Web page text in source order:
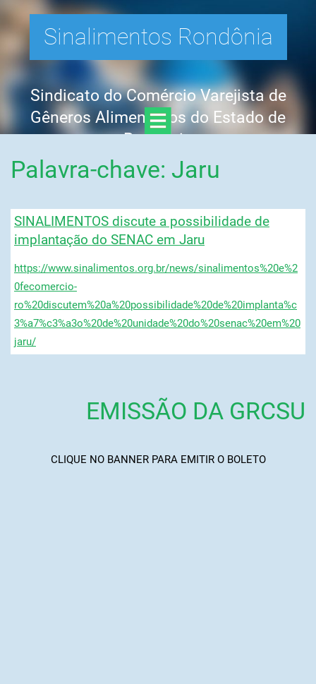
Sinalimentos Rondônia
Sindicato do Comércio Varejista de
Gêneros Alimentícios do Estado de
Rondônia
Palavra-chave: Jaru
SINALIMENTOS discute a possibilidade de
implantação do SENAC em Jaru
https://www.sinalimentos.org.br/news/sinalimentos%20e%2
0fecomercio-
ro%20discutem%20a%20possibilidade%20de%20implanta%c
3%a7%c3%a3o%20de%20unidade%20do%20senac%20em%20
jaru/
EMISSÃO DA GRCSU
CLIQUE NO BANNER PARA EMITIR O BOLETO